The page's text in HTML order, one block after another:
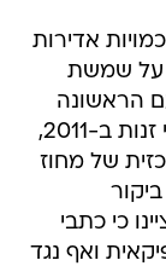
אדירות
על שמשת
הראשונה
מאז שונה החוק האוסר פרסום שירותי זנות ב-2011,
של מחוז
כי כתבי
ואף נגד